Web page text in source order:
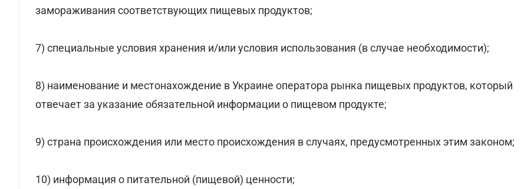
замораживания соответствующих пищевых продуктов;
7) специальные условия хранения и/или условия использования (в случае необходимости);
8) наименование и местонахождение в Украине оператора рынка пищевых продуктов, который
отвечает за указание обязательной информации о пищевом продукте;
9) страна происхождения или место происхождения в случаях, предусмотренных этим законом;
10) информация о питательной (пищевой) ценности;